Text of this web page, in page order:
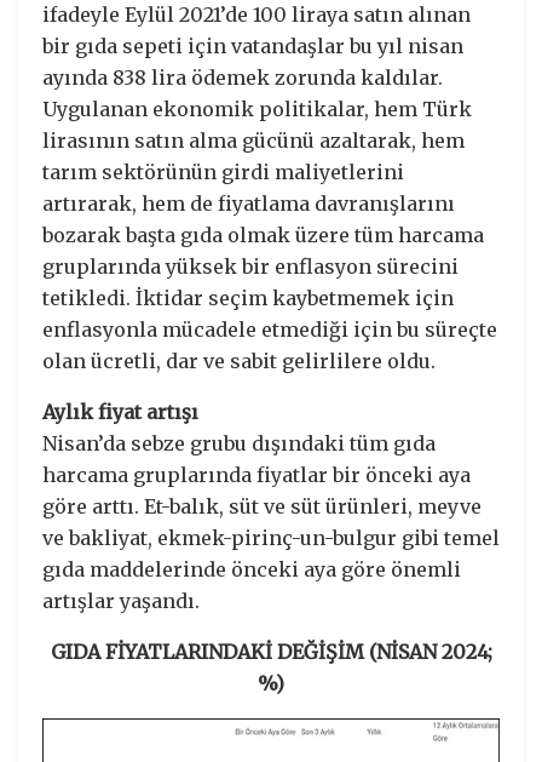
ifadeyle Eylül 2021’de 100 liraya satın alınan
bir gıda sepeti için vatandaşlar bu yıl nisan
ayında 838 lira ödemek zorunda kaldılar.
Uygulanan ekonomik politikalar, hem Türk
lirasının satın alma gücünü azaltarak, hem
tarım sektörünün girdi maliyetlerini
artırarak, hem de fiyatlama davranışlarını
bozarak başta gıda olmak üzere tüm harcama
gruplarında yüksek bir enflasyon sürecini
tetikledi. İktidar seçim kaybetmemek için
enflasyonla mücadele etmediği için bu süreçte
olan ücretli, dar ve sabit gelirlilere oldu.
Aylık fiyat artışı
Nisan’da sebze grubu dışındaki tüm gıda
harcama gruplarında fiyatlar bir önceki aya
göre arttı. Et-balık, süt ve süt ürünleri, meyve
ve bakliyat, ekmek-pirinç-un-bulgur gibi temel
gıda maddelerinde önceki aya göre önemli
artışlar yaşandı.
GIDA FİYATLARINDAKİ DEĞİŞİM (NİSAN 2024;
%)